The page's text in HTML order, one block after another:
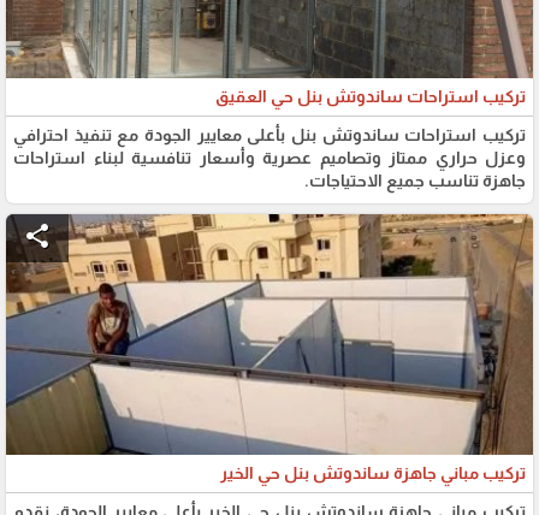
تركيب استراحات ساندوتش بنل حي العقيق
تركيب استراحات ساندوتش بنل بأعلى معايير الجودة مع تنفيذ احترافي
وعزل حراري ممتاز وتصاميم عصرية وأسعار تنافسية لبناء استراحات
جاهزة تناسب جميع الاحتياجات.
share
تركيب مباني جاهزة ساندوتش بنل حي الخير